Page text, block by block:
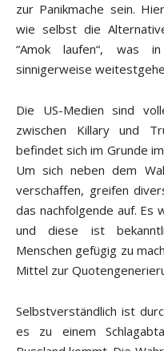
zur Panikmache sein.
wie selbst die
“Amok laufen“, was
sinnigerweise
Die US-Medien sind
zwischen Killary und
befindet sich im Grunde
Um sich neben dem
verschaffen, greifen
das nachfolgende auf. Es
und diese ist
Menschen gefügig zu
Mittel zur
Selbstverständlich ist
es zu einem